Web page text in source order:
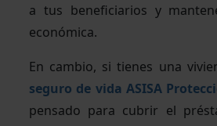
a tus beneficiarios y
económica.
En cambio, si tienes una
seguro de vida ASISA
pensado para cubrir el